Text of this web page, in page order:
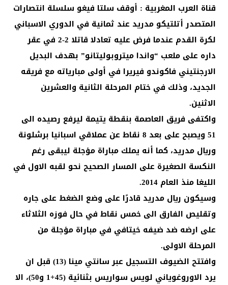
قناة العرب المغربية : أوقف سلتا فيغو سلسلة انتصارات
المتصدر أتلتيكو مدريد عند ثمانية في الدوري الاسباني
لكرة القدم عندما فرض عليه تعادلا قاتلا 2-2 في عقر
داره على ملعب “واندا ميتروبوليتانو” بهدف البديل
الارجنتيني فاكوندو فيريرا في أولى مبارياته مع فريقه
الجديد، وذلك في ختام المرحلة الثانية والعشرين
الاثنين.
واكتفى فريق العاصمة بنقطة يتيمة ليرفع رصيده الى
51 ويصبح على بعد 8 نقاط عن عملاقي اسبانيا برشلونة
وريال مدريد، كما أنه يملك مباراة مؤجلة ليبقى رغم
النكسة الصغيرة على المسار الصحيح نحو لقبه الاول في
الليغا منذ العام 2014.
وسيكون ريال مدريد قادرًا على وضع الضغط على جاره
وتقليص الفارق الى خمس نقاط في حال فوزه الثلاثاء
على ارضه ضد ضيفه خيتافي في مباراة مؤجلة من
المرحلة الاولى.
وافتتح الضيوف التسجيل عبر سانتي مينا (13) قبل ان
يرد الاوروغوياني لويس سواريس بثنائية (45+1 و50)، الا